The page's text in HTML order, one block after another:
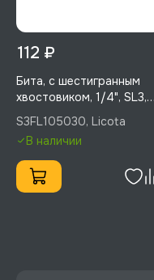
112 ₽
Бита, с шестигранным
хвостовиком, 1/4", SL3,
50 мм, усиленная, 1 шт,
Licota, S3FL105030
S3FL105030, Licota
В наличии